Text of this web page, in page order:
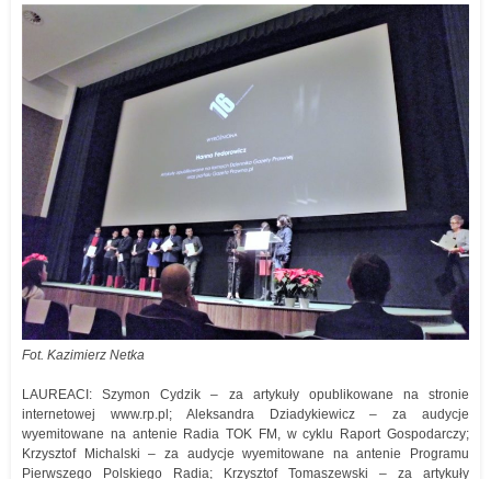
Fot. Kazimierz Netka
LAUREACI: Szymon Cydzik – za artykuły opublikowane na stronie
internetowej www.rp.pl; Aleksandra Dziadykiewicz – za audycje
wyemitowane na antenie Radia TOK FM, w cyklu Raport Gospodarczy;
Krzysztof Michalski – za audycje wyemitowane na antenie Programu
Pierwszego Polskiego Radia; Krzysztof Tomaszewski – za artykuły